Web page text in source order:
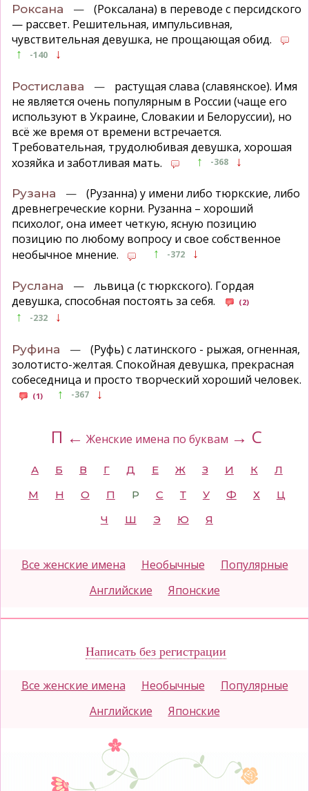
Роксана —
(Роксалана) в переводе с персидского
— рассвет. Решительная, импульсивная,
чувствительная девушка, не прощающая обид.
↑ -140 ↓
Ростислава —
растущая слава (славянское). Имя
не является очень популярным в России (чаще его
используют в Украине, Словакии и Белоруссии), но
всё же время от времени встречается.
Требовательная, трудолюбивая девушка, хорошая
хозяйка и заботливая мать.
↑ -368 ↓
Рузана —
(Рузанна) у имени либо тюркские, либо
древнегреческие корни. Рузанна – хороший
психолог, она имеет четкую, ясную позицию
позицию по любому вопросу и свое собственное
необычное мнение.
↑ -372 ↓
Руслана —
львица (с тюркского). Гордая
девушка, способная постоять за себя.
(2)
↑ -232 ↓
Руфина —
(Руфь) с латинского - рыжая, огненная,
золотисто-желтая. Спокойная девушка, прекрасная
собеседница и просто творческий хороший человек.
(1) ↑ -367 ↓
П ← Женские имена по буквам → С
А Б В Г Д Е Ж З И К
Л
М
Н О П Р С Т У Ф Х
Ц
Ч
Ш Э Ю Я
Все женские имена Необычные
Популярные
Английские
Японские
Написать без регистрации
Все женские имена Необычные
Популярные
Английские
Японские